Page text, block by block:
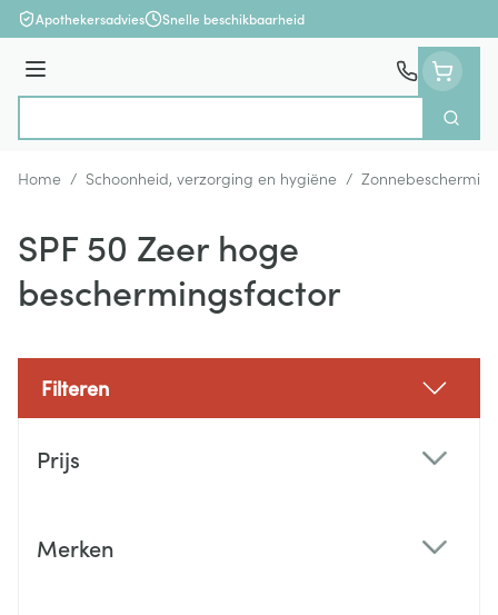
Ga naar de inhoud
Apothekersadvies Snelle beschikbaarheid
Menu
Zoek
Home / Schoonheid, verzorging en hygiëne / Zonnebescherming
SPF 50 Zeer hoge
beschermingsfactor
Filteren
Prijs
Merken